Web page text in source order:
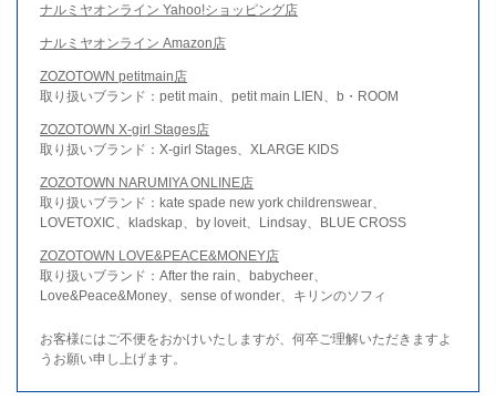
ナルミヤオンライン Yahoo!ショッピング店
ナルミヤオンライン Amazon店
ZOZOTOWN petitmain店
取り扱いブランド：petit main、petit main LIEN、b・ROOM
ZOZOTOWN X-girl Stages店
取り扱いブランド：X-girl Stages、XLARGE KIDS
ZOZOTOWN NARUMIYA ONLINE店
取り扱いブランド：kate spade new york childrenswear、
LOVETOXIC、kladskap、by loveit、Lindsay、BLUE CROSS
ZOZOTOWN LOVE&PEACE&MONEY店
取り扱いブランド：After the rain、babycheer、
Love&Peace&Money、sense of wonder、キリンのソフィ
お客様にはご不便をおかけいたしますが、何卒ご理解いただきますよ
うお願い申し上げます。